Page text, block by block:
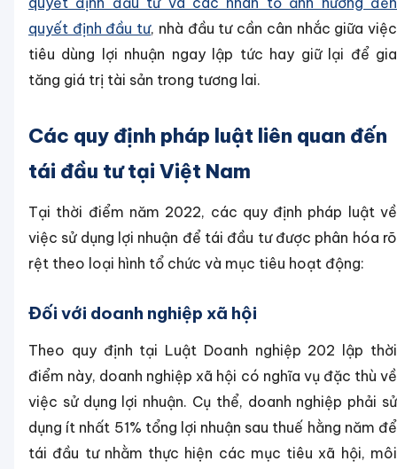
quyết định đầu tư, nhà đầu tư cần cân nhắc giữa việc
tiêu dùng lợi nhuận ngay lập tức hay giữ lại để gia
tăng giá trị tài sản trong tương lai.
Các quy định pháp luật liên quan đến
tái đầu tư tại Việt Nam
Tại thời điểm năm 2022, các quy định pháp luật về
việc sử dụng lợi nhuận để tái đầu tư được phân hóa rõ
rệt theo loại hình tổ chức và mục tiêu hoạt động:
Đối với doanh nghiệp xã hội
Theo quy định tại Luật Doanh nghiệp 202 lập thời
điểm này, doanh nghiệp xã hội có nghĩa vụ đặc thù về
việc sử dụng lợi nhuận. Cụ thể, doanh nghiệp phải sử
dụng ít nhất 51% tổng lợi nhuận sau thuế hằng năm để
tái đầu tư nhằm thực hiện các mục tiêu xã hội, môi